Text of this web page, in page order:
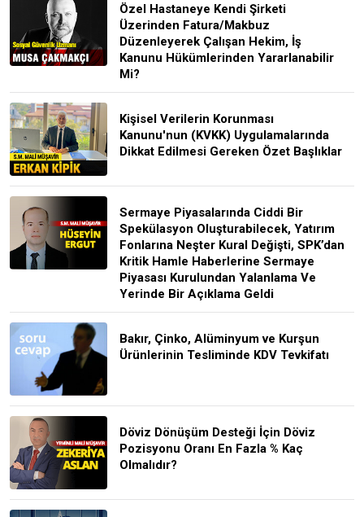
Özel Hastaneye Kendi Şirketi
Üzerinden Fatura/Makbuz
Düzenleyerek Çalışan Hekim, İş
Kanunu Hükümlerinden Yararlanabilir
Mi?
Kişisel Verilerin Korunması
Kanunu'nun (KVKK) Uygulamalarında
Dikkat Edilmesi Gereken Özet Başlıklar
Sermaye Piyasalarında Ciddi Bir
Spekülasyon Oluşturabilecek, Yatırım
Fonlarına Neşter Kural Değişti, SPK’dan
Kritik Hamle Haberlerine Sermaye
Piyasası Kurulundan Yalanlama Ve
Yerinde Bir Açıklama Geldi
Bakır, Çinko, Alüminyum ve Kurşun
Ürünlerinin Tesliminde KDV Tevkifatı
Döviz Dönüşüm Desteği İçin Döviz
Pozisyonu Oranı En Fazla % Kaç
Olmalıdır?